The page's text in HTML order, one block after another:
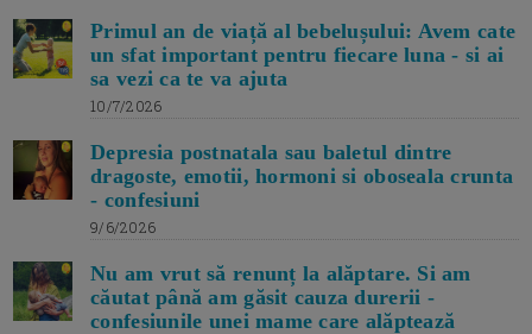
Primul an de viață al bebelușului: Avem cate
un sfat important pentru fiecare luna - si ai
sa vezi ca te va ajuta
10/7/2026
Depresia postnatala sau baletul dintre
dragoste, emotii, hormoni si oboseala crunta
- confesiuni
9/6/2026
Nu am vrut să renunț la alăptare. Si am
căutat până am găsit cauza durerii -
confesiunile unei mame care alăptează